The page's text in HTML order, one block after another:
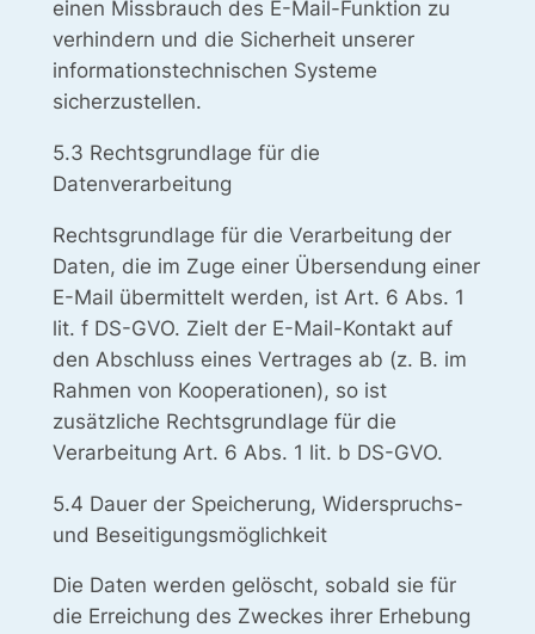
einen Missbrauch des E-Mail-Funktion zu
verhindern und die Sicherheit unserer
informationstechnischen Systeme
sicherzustellen.
5.3 Rechtsgrundlage für die
Datenverarbeitung
Rechtsgrundlage für die Verarbeitung der
Daten, die im Zuge einer Übersendung einer
E-Mail übermittelt werden, ist Art. 6 Abs. 1
lit. f DS-GVO. Zielt der E-Mail-Kontakt auf
den Abschluss eines Vertrages ab (z. B. im
Rahmen von Kooperationen), so ist
zusätzliche Rechtsgrundlage für die
Verarbeitung Art. 6 Abs. 1 lit. b DS-GVO.
5.4 Dauer der Speicherung, Widerspruchs-
und Beseitigungsmöglichkeit
Die Daten werden gelöscht, sobald sie für
die Erreichung des Zweckes ihrer Erhebung